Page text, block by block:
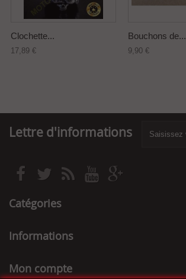
Clochette...
17,89 €
Bouchons de...
9,90 €
Lettre d'informations
Catégories
Informations
Mon compte